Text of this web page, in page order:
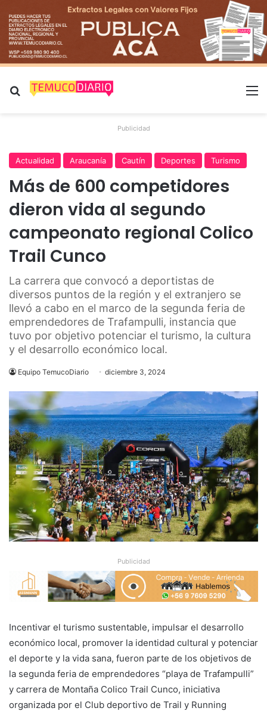
Buscar por
Publicidad
Actualidad Araucanía Cautín Deportes Turismo
Más de 600 competidores
dieron vida al segundo
campeonato regional Colico
Trail Cunco
La carrera que convocó a deportistas de
diversos puntos de la región y el extranjero se
llevó a cabo en el marco de la segunda feria de
emprendedores de Trafampulli, instancia que
tuvo por objetivo potenciar el turismo, la cultura
y el desarrollo económico local.
Equipo TemucoDiario diciembre 3, 2024
Publicidad
Incentivar el turismo sustentable, impulsar el desarrollo
económico local, promover la identidad cultural y potenciar
el deporte y la vida sana, fueron parte de los objetivos de
la segunda feria de emprendedores “playa de Trafampulli”
y carrera de Montaña Colico Trail Cunco, iniciativa
organizada por el Club deportivo de Trail y Running